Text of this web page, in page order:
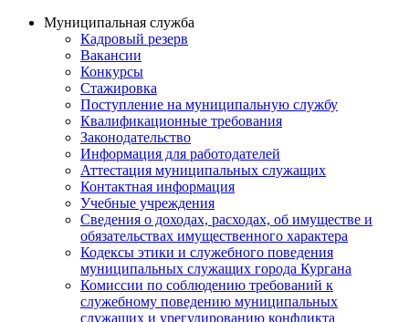
Муниципальная служба
Кадровый резерв
Вакансии
Конкурсы
Стажировка
Поступление на муниципальную службу
Квалификационные требования
Законодательство
Информация для работодателей
Аттестация муниципальных служащих
Контактная информация
Учебные учреждения
Сведения о доходах, расходах, об имуществе и
обязательствах имущественного характера
Кодексы этики и служебного поведения
муниципальных служащих города Кургана
Комиссии по соблюдению требований к
служебному поведению муниципальных
служащих и урегулированию конфликта